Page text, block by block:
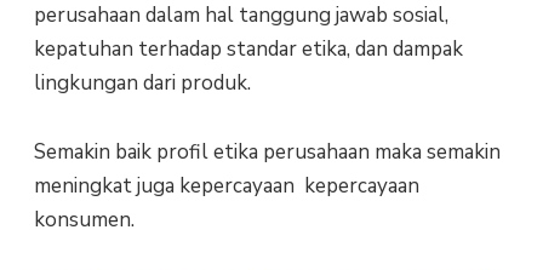
perusahaan dalam hal tanggung jawab sosial,
kepatuhan terhadap standar etika, dan dampak
lingkungan dari produk.
Semakin baik profil etika perusahaan maka semakin
meningkat juga kepercayaan kepercayaan
konsumen.